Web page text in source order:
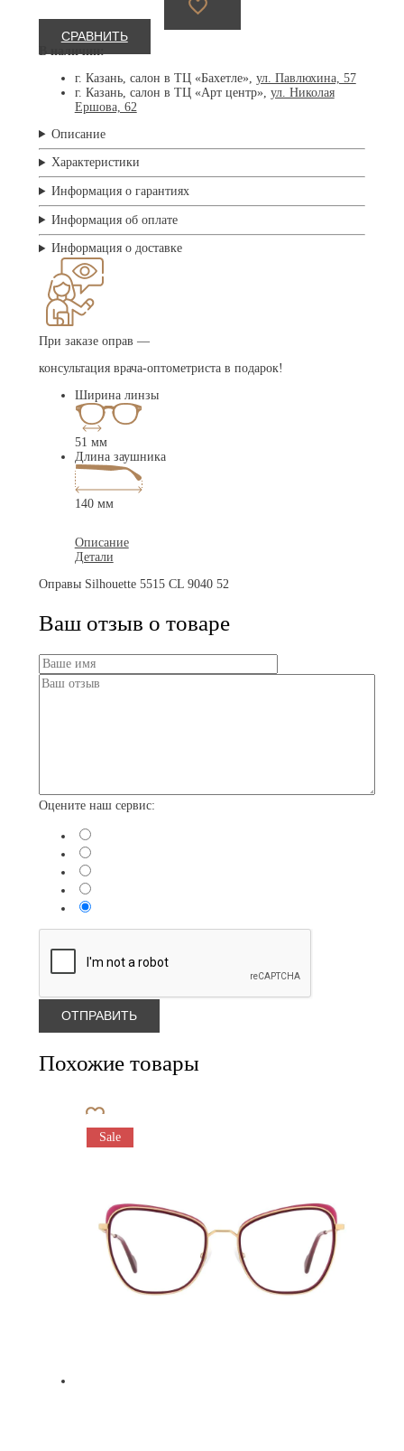
СРАВНИТЬ
В наличии:
г. Казань, салон в ТЦ «Бахетле», ул. Павлюхина, 57
г. Казань, салон в ТЦ «Арт центр», ул. Николая
Ершова, 62
Описание
Характеристики
Информация о гарантиях
Информация об оплате
Информация о доставке
При заказе оправ —
консультация врача-оптометриста в подарок!
Ширина линзы
51 мм
Длина заушника
140 мм
Описание
Детали
Оправы Silhouette 5515 CL 9040 52
Ваш отзыв о товаре
Оцените наш сервис:
Похожие товары
Sale